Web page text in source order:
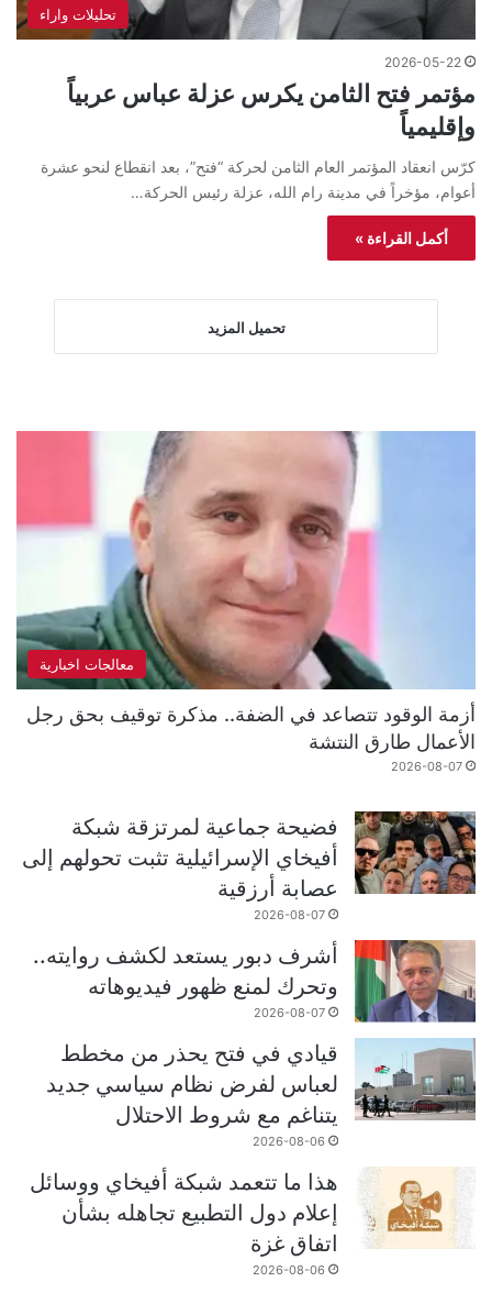
تحليلات واراء
2026-05-22
مؤتمر فتح الثامن يكرس عزلة عباس عربياً
وإقليمياً
كرّس انعقاد المؤتمر العام الثامن لحركة “فتح”، بعد انقطاع لنحو عشرة
أعوام، مؤخراً في مدينة رام الله، عزلة رئيس الحركة…
أكمل القراءة »
تحميل المزيد
معالجات اخبارية
أزمة الوقود تتصاعد في الضفة.. مذكرة توقيف بحق رجل
الأعمال طارق النتشة
2026-08-07
فضيحة جماعية لمرتزقة شبكة
أفيخاي الإسرائيلية تثبت تحولهم إلى
عصابة أرزقية
2026-08-07
أشرف دبور يستعد لكشف روايته..
وتحرك لمنع ظهور فيديوهاته
2026-08-07
قيادي في فتح يحذر من مخطط
لعباس لفرض نظام سياسي جديد
يتناغم مع شروط الاحتلال
2026-08-06
هذا ما تتعمد شبكة أفيخاي ووسائل
إعلام دول التطبيع تجاهله بشأن
اتفاق غزة
2026-08-06